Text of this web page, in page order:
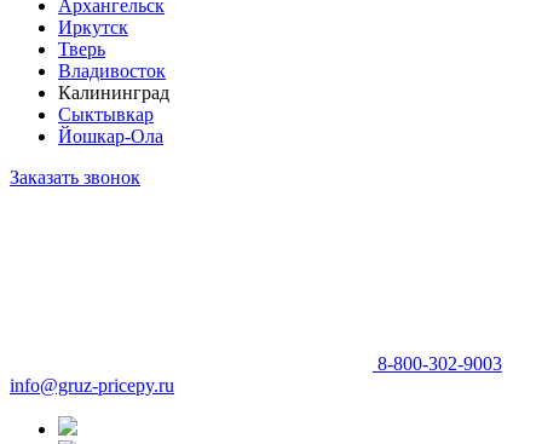
Архангельск
Иркутск
Тверь
Владивосток
Калининград
Сыктывкар
Йошкар-Ола
Заказать звонок
8-800-302-9003
info@gruz-pricepy.ru